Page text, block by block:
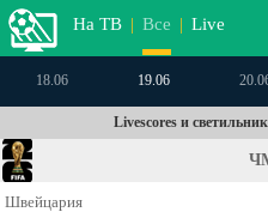
На ТВ | Все | Live
18.06 19.06
Livescores и
Швейцария